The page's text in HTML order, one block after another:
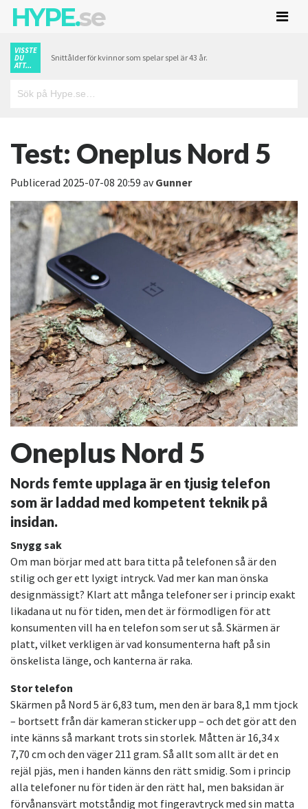
HYPE.se
VISSTE
DU
ATT...
Snittålder för kvinnor som spelar spel är 43 år.
Test: Oneplus Nord 5
Publicerad 2025-07-08 20:59 avGunner
Oneplus Nord 5
Nords femte upplaga är en tjusig telefon
som är laddad med kompetent teknik på
insidan.
Snygg sak
Om man börjar med att bara titta på telefonen så är den
stilig och ger ett lyxigt intryck. Vad mer kan man önska
designmässigt? Klart att många telefoner ser i princip exakt
likadana ut nu för tiden, men det är förmodligen för att
konsumenten vill ha en telefon som ser ut så. Skärmen är
platt, vilket verkligen är vad konsumenterna haft på sin
önskelista länge, och kanterna är raka.
Stor telefon
Skärmen på Nord 5 är 6,83 tum, men den är bara 8,1 mm tjock
– bortsett från där kameran sticker upp – och det gör att den
inte känns så markant trots sin storlek. Måtten är 16,34 x
7,70 cm och den väger 211 gram. Så allt som allt är det en
rejäl pjäs, men i handen känns den rätt smidig. Som i princip
alla telefoner nu för tiden är den rätt hal, men baksidan är
förvånansvärt motståndig mot fingeravtryck med sin matta